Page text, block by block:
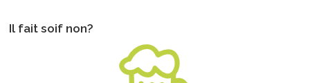
Il fait soif non?